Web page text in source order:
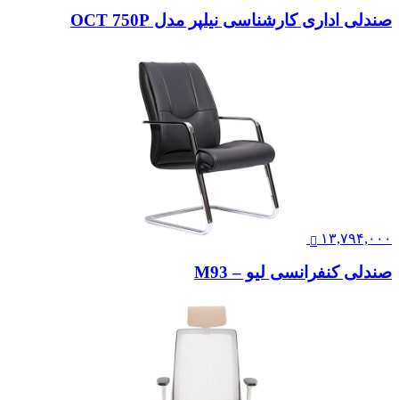
صندلی اداری کارشناسی نیلپر مدل OCT 750P
۱۳,۷۹۴,۰۰۰
صندلی کنفرانسی لیو – M93